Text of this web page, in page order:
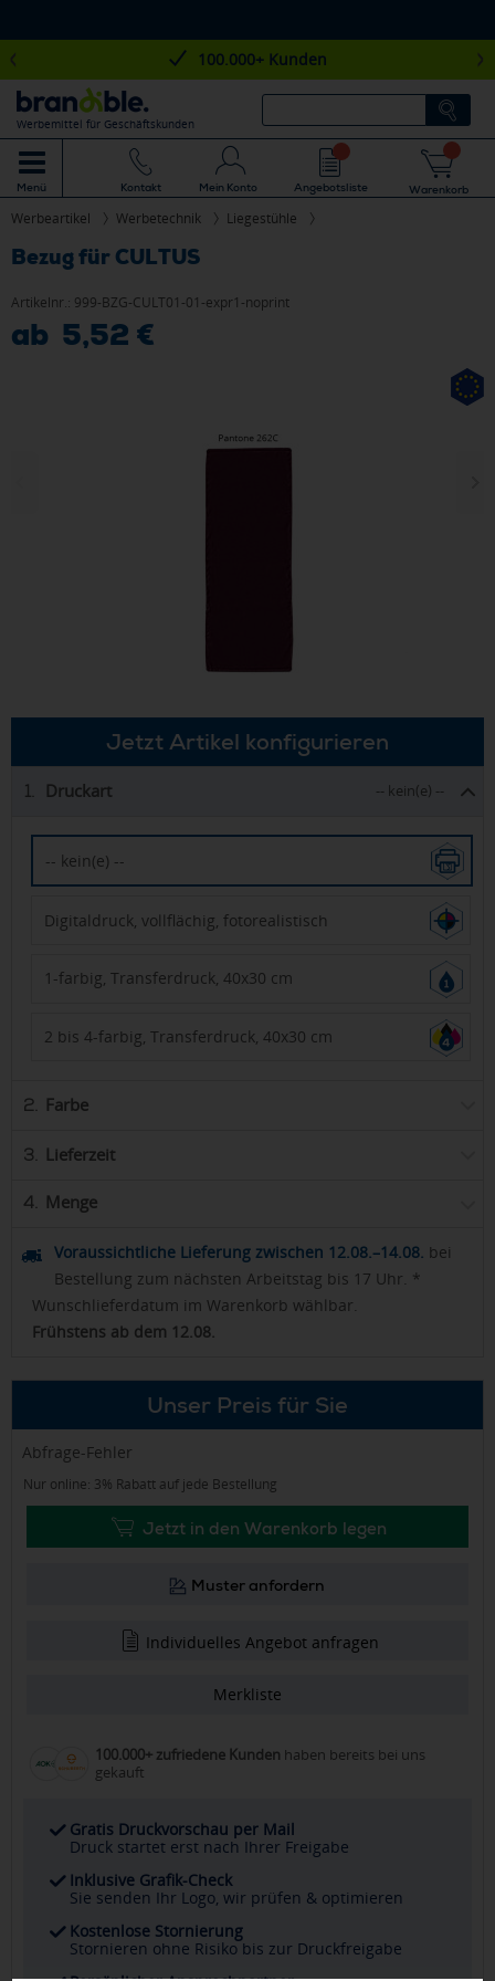
100.000+ Kunden
Werbemittel für Geschäftskunden
Menü Kontakt Mein Konto Angebotsliste Warenkorb
Werbeartikel Werbetechnik Liegestühle
Bezug für CULTUS
Artikelnr.: 999-BZG-CULT01-01-expr1-noprint
ab 5,52 €
Jetzt Artikel konfigurieren
1. Druckart -- kein(e) --
-- kein(e) --
Digitaldruck, vollflächig, fotorealistisch
1-farbig, Transferdruck, 40x30 cm
2 bis 4-farbig, Transferdruck, 40x30 cm
2. Farbe
3. Lieferzeit
4. Menge
Voraussichtliche Lieferung zwischen 12.08.–14.08. bei
Bestellung zum nächsten Arbeitstag bis 17 Uhr. *
Wunschlieferdatum im Warenkorb wählbar.
Frühstens ab dem 12.08.
Unser Preis für Sie
Abfrage-Fehler
Nur online: 3% Rabatt auf jede Bestellung
Jetzt in den Warenkorb legen
Muster anfordern
Individuelles Angebot anfragen
Merkliste
100.000+ zufriedene Kunden haben bereits bei uns
gekauft
Gratis Druckvorschau per Mail
Druck startet erst nach Ihrer Freigabe
Inklusive Grafik-Check
Sie senden Ihr Logo, wir prüfen & optimieren
Kostenlose Stornierung
Stornieren ohne Risiko bis zur Druckfreigabe